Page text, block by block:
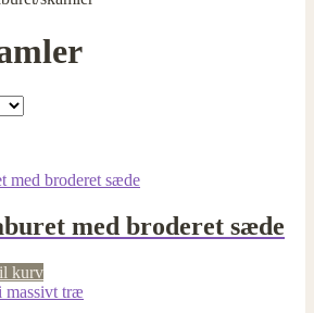
med broderet sæde
kurv